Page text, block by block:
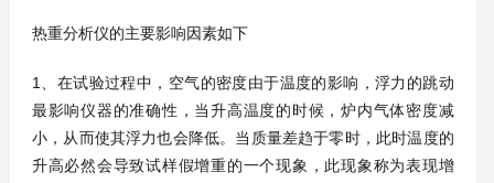
热重分析仪的主要影响因素如下
1、在试验过程中，空气的密度由于温度的影响，浮力的跳动
最影响仪器的准确性，当升高温度的时候，炉内气体密度减
小，从而使其浮力也会降低。当质量差趋于零时，此时温度的
升高必然会导致试样假增重的一个现象，此现象称为表现增